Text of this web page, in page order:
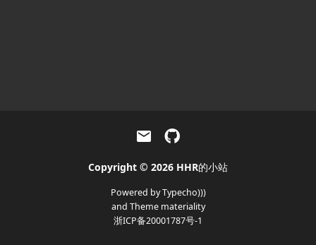
 
Copyright © 2026 HHR的小站
Powered byTypecho)))
and Theme materiality
浙ICP备20001787号-1